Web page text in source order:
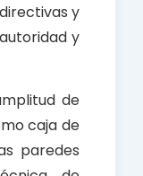
y
y
de
caja de
paredes